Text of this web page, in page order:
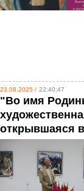
23.08.2025 / 22:40:47
"Во имя
открывшаяся